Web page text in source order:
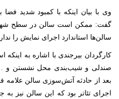
وی با بیان اینکه با کمبود شدید
گفت: ممکن است سالن در سطح
سالن‌ها استاندارد اجرای نمایش را
کارگردان بیرجندی با اشاره به اینکه
صندلی و شیب‌بندی محل نشستن
بعد از حادثه‌ آتش‌سوزی سالن علامه
اجرای تئاتر بود که این سالن نیز